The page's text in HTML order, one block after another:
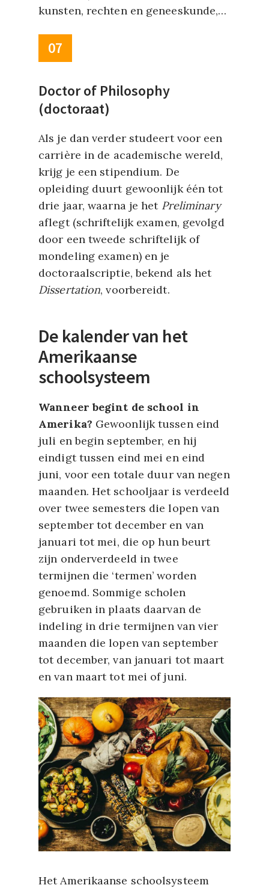
hebben voorbereid.
Amerika
kunsten, rechten en geneeskunde,…
07
Doctor of Philosophy
(doctoraat)
Als je dan verder studeert voor een
carrière in de academische wereld,
krijg je een stipendium. De
opleiding duurt gewoonlijk één tot
drie jaar, waarna je het Preliminary
aflegt (schriftelijk examen, gevolgd
door een tweede schriftelijk of
mondeling examen) en je
doctoraalscriptie, bekend als het
Dissertation, voorbereidt.
De kalender van het
Amerikaanse
schoolsysteem
Wanneer begint de school in
Amerika? Gewoonlijk tussen eind
juli en begin september, en hij
eindigt tussen eind mei en eind
juni, voor een totale duur van negen
maanden. Het schooljaar is verdeeld
over twee semesters die lopen van
september tot december en van
januari tot mei, die op hun beurt
zijn onderverdeeld in twee
termijnen die ‘termen’ worden
genoemd. Sommige scholen
gebruiken in plaats daarvan de
indeling in drie termijnen van vier
maanden die lopen van september
tot december, van januari tot maart
en van maart tot mei of juni.
Het Amerikaanse schoolsysteem